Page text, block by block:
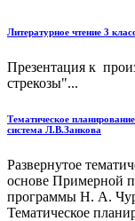
Литературное чтение 3
Презентация к
стрекозы"...
Тематическое
система Л.В.Занкова
Развернутое
основе Примерной
программы Н. А.
Тематическое